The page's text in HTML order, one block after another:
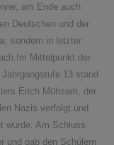
am Ende auch
Deutschen und der
sondern in letzter
Im Mittelpunkt der
13 stand
Erich Mühsam, der
Nazis verfolgt und
wurde. Am Schluss
und gab den Schülern